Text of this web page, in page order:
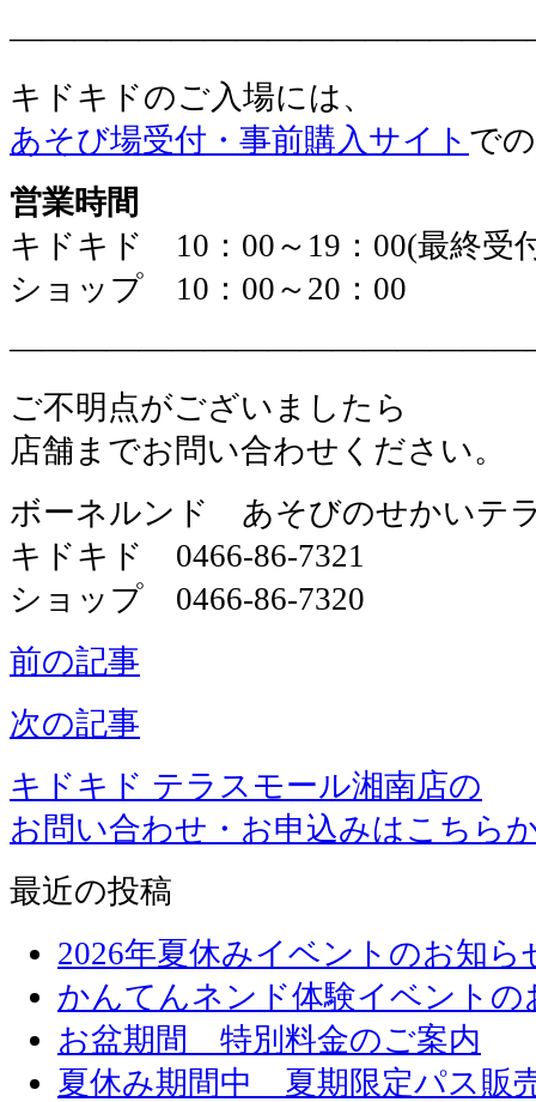
キドキドのご入場には、
あそび場受付・事前購入サイト で
営業時間
キドキド 10：00～19：00(最終受
​ショップ 10：00～20：00
ご不明点がございましたら
店舗までお問い合わせください。
ボーネルンド あそびのせかいテ
キドキド 0466-86-7321
ショップ 0466-86-7320
前の記事
次の記事
キドキド テラスモール湘南店の
お問い合わせ・お申込みはこちら
最近の投稿
2026年夏休みイベントのお知
かんてんネンド体験イベント
お盆期間 特別料金のご案内
夏休み期間中 夏期限定パス販